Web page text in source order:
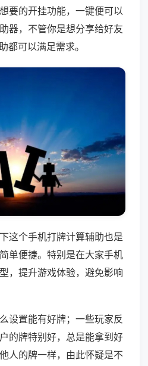
要的开挂功能，一键便可以
器，不管你是想分享给好友
都可以满足需求。
这个手机打牌计算辅助也是
单便捷。特别是在大家手机
，提升游戏体验，避免影响
设置能有好牌；一些玩家反
的牌特别好，总是能拿到好
人的牌一样，由此怀疑是不